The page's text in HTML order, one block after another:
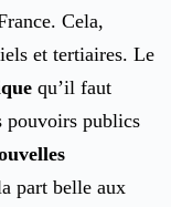
Cela,
et tertiaires. Le
qu’il faut
pouvoirs publics
part belle aux